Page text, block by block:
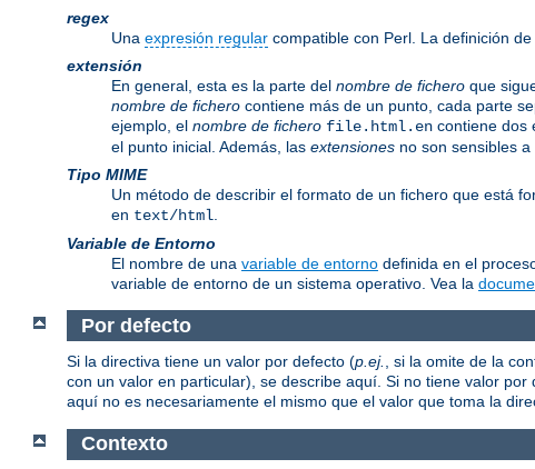
regex
Una expresión regular compatible con Perl. La definición
extensión
En general, esta es la parte del nombre de fichero que
nombre de fichero contiene más de un punto, cada parte
ejemplo, el nombre de fichero file.html.en contiene dos
el punto inicial. Además, las extensiones no son sensibles a
Tipo MIME
Un método de describir el formato de un fichero que está
en text/html
Variable de Entorno
El nombre de una variable de entorno definida en el
variable de entorno de un sistema operativo. Vea la
Por defecto
Si la directiva tiene un valor por defecto (p.ej., si la omite de la
con un valor en particular), se describe aquí. Si no tiene valor
aquí no es necesariamente el mismo que el valor que toma la
Contexto